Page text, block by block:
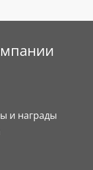
и награды